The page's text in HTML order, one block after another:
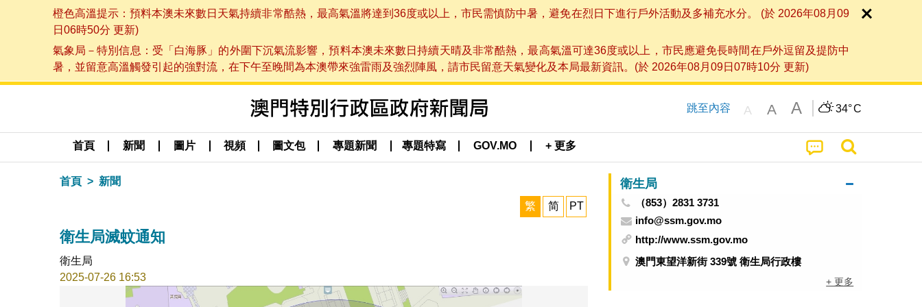
橙色高溫提示：預料本澳未來數日天氣持續非常酷熱，最高氣溫將達到36度或以上，市民需慎防中暑，避免在烈日下進行戶外活動及多補充水分。 (於 2026年08月09
日06時50分 更新)
氣象局－特別信息：受「白海豚」的外圍下沉氣流影響，預料本澳未來數日持續天晴及非常酷熱，最高氣溫可達36度或以上，市民應避免長時間在戶外逗留及提防中
暑，並留意高溫觸發引起的強對流，在下午至晚間為本澳帶來強雷雨及強烈陣風，請市民留意天氣變化及本局最新資訊。(於 2026年08月09日07時10分 更新)
跳至內容 A A A 34°C
首頁 新聞 圖片 視頻 圖文包 專題新聞 專題特寫 GOV.MO + 更多
首頁 新聞
繁 简 PT
衛生局滅蚊通知
衛生局
2025-07-26 16:53
衛生局
（853）2831 3731
info@ssm.gov.mo
http://www.ssm.gov.mo
澳門東望洋新街 339號 衛生局行政樓
+ 更多